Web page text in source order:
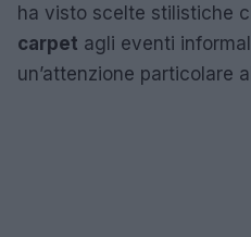
ha visto scelte stilistiche
carpet agli eventi
un’attenzione particolare